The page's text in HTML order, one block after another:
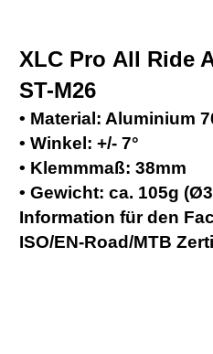
XLC Pro All Ride
ST-M26
• Material: Aluminium
• Winkel: +/- 7°
• Klemmmaß: 38mm
• Gewicht: ca. 105g
Information für den
ISO/EN-Road/MTB